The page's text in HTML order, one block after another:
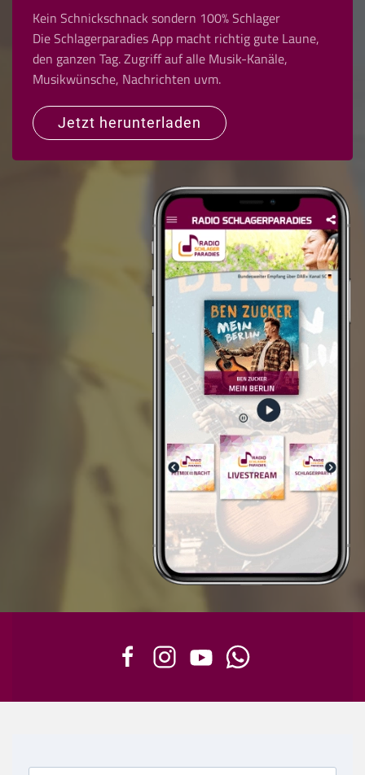
Kein Schnickschnack sondern 100% Schlager
Die Schlagerparadies App macht richtig gute Laune,
den ganzen Tag. Zugriff auf alle Musik-Kanäle,
Musikwünsche, Nachrichten uvm.
Jetzt herunterladen